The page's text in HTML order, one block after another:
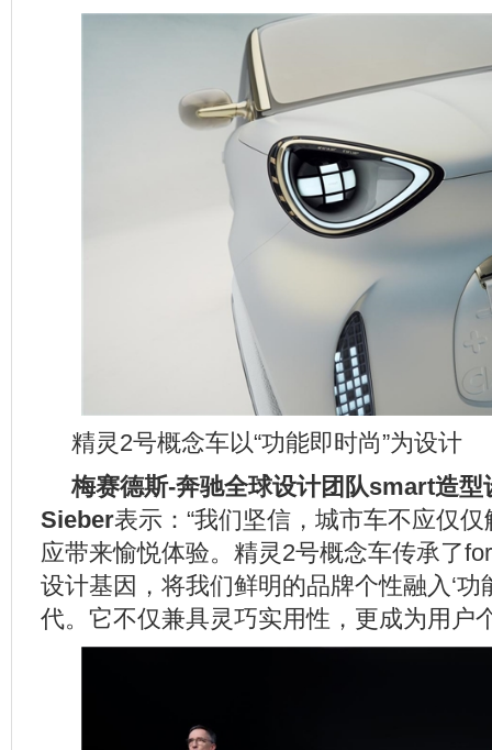
精灵2号概念车以“功能即时尚”为设计
梅赛德斯-奔驰全球设计团队smart造型
Sieber表示：“我们坚信，城市车不应仅
应带来愉悦体验。精灵2号概念车传承了
设计基因，将我们鲜明的品牌个性融入‘功
代。它不仅兼具灵巧实用性，更成为用户